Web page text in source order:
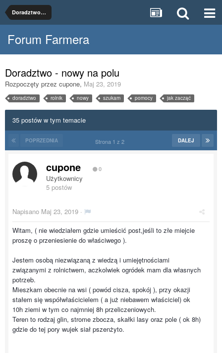
Doradztwo rolnicze
Forum Farmera
Doradztwo - nowy na polu
Rozpoczęty przez cupone, Maj 23, 2019
doradztwo rolnik nowy szukam pomocy jak zacząć
35 postów w tym temacie
POPRZEDNIA DALEJ
Strona 1 z 2
cupone 0
Użytkownicy
5 postów
Napisano Maj 23, 2019 ·
Witam, ( nie wiedziałem gdzie umieścić post,jeśli to złe miejcie
proszę o przeniesienie do właściwego ).
Jestem osobą niezwiązaną z wiedzą i umiejętnościami
związanymi z rolnictwem, aczkolwiek ogródek mam dla własnych
potrzeb.
Mieszkam obecnie na wsi ( powód cisza, spokój ), przy okazji
stałem się współwłaścicielem ( a już niebawem właściciel) ok
10h ziemi w tym co najmniej 8h przeliczeniowych.
Teren to rodzaj glin, strome zbocza, skałki lasy oraz pole ( ok 8h)
gdzie do tej pory wujek siał pszenżyto.